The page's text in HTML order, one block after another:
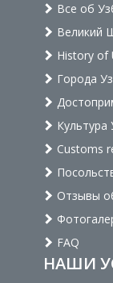
Все об
Великий
History of
Города
Культура
Customs
Отзывы
FAQ
НАШИ